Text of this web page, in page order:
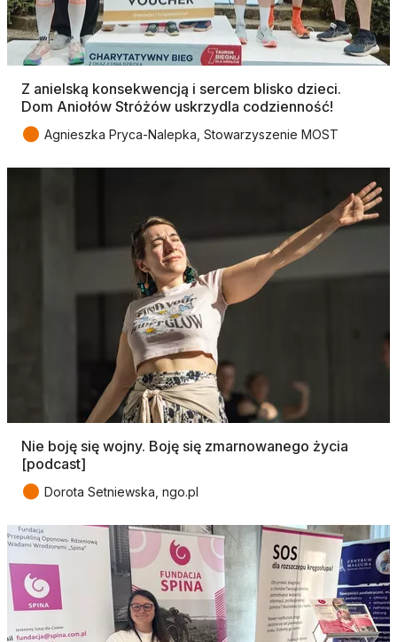
Z anielską konsekwencją i sercem blisko dzieci.
Dom Aniołów Stróżów uskrzydla codzienność!
● Agnieszka Pryca-Nalepka, Stowarzyszenie MOST
Nie boję się wojny. Boję się zmarnowanego życia
[podcast]
● Dorota Setniewska, ngo.pl